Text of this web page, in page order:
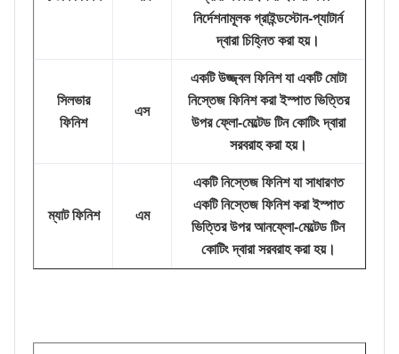
নির্দেশনামূলক গ্রাইন্ডস্টোন-প্যাটার্ন
দ্বারা চিহ্নিত করা হয়।
সিলভার
ফিনিশ
এস
একটি উজ্জ্বল ফিনিশ যা একটি মোটা
নিস্তেজ ফিনিশ করা ইস্পাত ভিত্তির
উপর ফ্লো-মেল্টেড টিন কোটিং দ্বারা
সরবরাহ করা হয়।
ম্যাট ফিনিশ এম
একটি নিস্তেজ ফিনিশ যা সাধারণত
একটি নিস্তেজ ফিনিশ করা ইস্পাত
ভিত্তির উপর আনফ্লো-মেল্টেড টিন
কোটিং দ্বারা সরবরাহ করা হয়।